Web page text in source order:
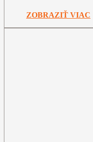
10,90€.
4,99€.
ZOBRAZIŤ VIAC